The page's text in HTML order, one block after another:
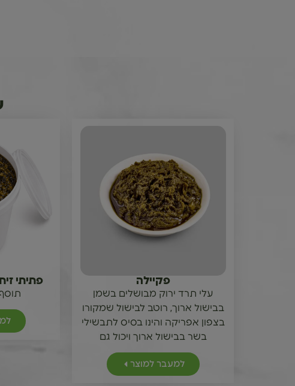
פקיילה
עלי תרד ירוק מבושלים בשמן
בבישול ארוך, רוטב לבישול שמקורו
בצפון אפריקה והינו בסיס לתבשילי
בשר בבישול ארוך ויכול גם
למעבר למוצר
פתיתי